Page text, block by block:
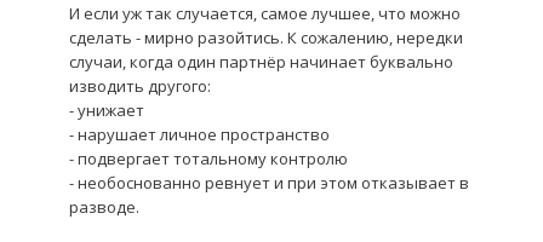
И если уж так случается, самое лучшее, что можно
сделать - мирно разойтись. К сожалению, нередки
случаи, когда один партнёр начинает буквально
изводить другого:
- унижает
- нарушает личное пространство
- подвергает тотальному контролю
- необоснованно ревнует и при этом отказывает в
разводе.